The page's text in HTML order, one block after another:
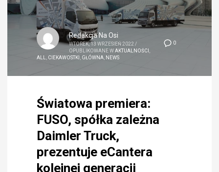
0
Redakcja Na Osi
WTOREK, 13 WRZESIEŃ 2022 /
OPUBLIKOWANE WAKTUALNOŚCI ,
ALL, CIEKAWOSTKI , GŁÓWNA, NEWS
Światowa premiera:
FUSO, spółka zależna
Daimler Truck,
prezentuje eCantera
kolejnej generacji